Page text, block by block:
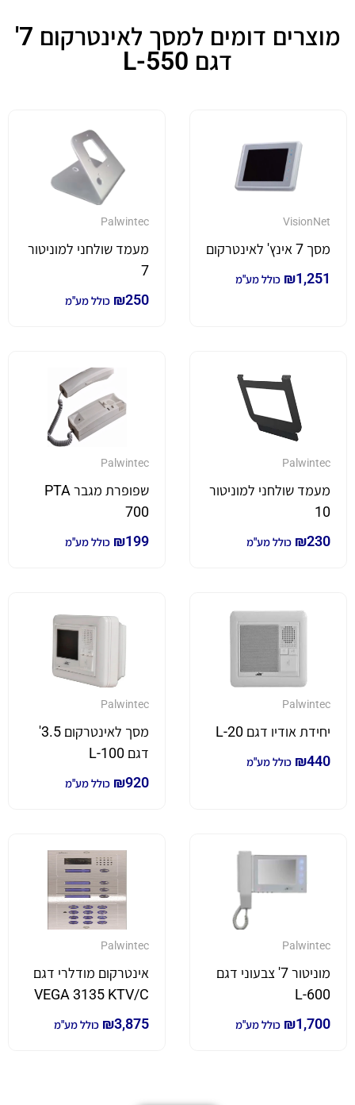
מוצרים דומים למסך לאינטרקום 7'
דגם L-550
VisionNet
מסך 7 אינץ' לאינטרקום
₪1,251 כולל מע"מ
Palwintec
מעמד שולחני למוניטור
7
₪250 כולל מע"מ
Palwintec
מעמד שולחני למוניטור
10
₪230 כולל מע"מ
Palwintec
שפופרת מגבר PTA
700
₪199 כולל מע"מ
Palwintec
יחידת אודיו דגם L-20
₪440 כולל מע"מ
Palwintec
מסך לאינטרקום 3.5'
דגם L-100
₪920 כולל מע"מ
Palwintec
מוניטור 7' צבעוני דגם
L-600
₪1,700 כולל מע"מ
Palwintec
אינטרקום מודלרי דגם
VEGA 3135 KTV/C
₪3,875 כולל מע"מ